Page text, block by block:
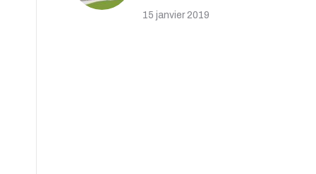
15 janvier 2019